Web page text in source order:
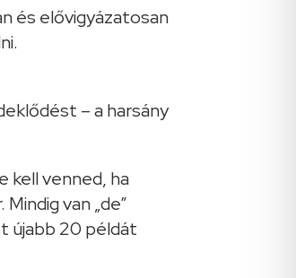
és elővigyázatosan
– a harsány